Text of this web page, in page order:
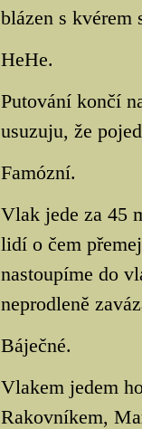
blázen s kvérem
HeHe.
Putování končí
usuzuju, že
Famózní.
Vlak jede za 45
lidí o čem
nastoupíme do
neprodleně
Báječné.
Vlakem jedem
Rakovníkem,